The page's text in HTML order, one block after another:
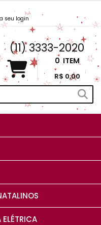
seu login
(11) 3333-2020
0 ITEM
R$ 0,00